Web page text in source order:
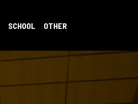
SCHOOL OTHER